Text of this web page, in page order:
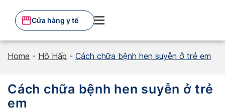
content
Cửa hàng y tế
Home - Hô Hấp - Cách chữa bệnh hen suyễn ở trẻ em
Cách chữa bệnh hen suyễn ở trẻ
em